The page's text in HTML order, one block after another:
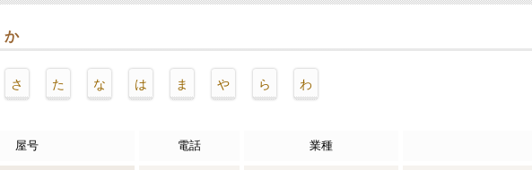
か
さ た な は ま や ら わ
屋号 電話 業種